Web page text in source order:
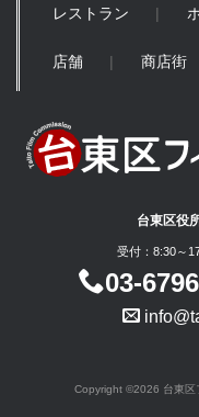
レストラン
店舗 商店街
台東区役
受付：8:30～
03-
Copyright ©2026 台東区